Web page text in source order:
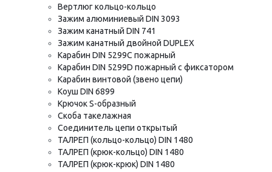
Вертлюг кольцо-кольцо
Зажим алюминиевый DIN 3093
Зажим канатный DIN 741
Зажим канатный двойной DUPLEX
Карабин DIN 5299C пожарный
Карабин DIN 5299D пожарный с фиксатором
Карабин винтовой (звено цепи)
Коуш DIN 6899
Крючок S-образный
Скоба такелажная
Соединитель цепи открытый
ТАЛРЕП (кольцо-кольцо) DIN 1480
ТАЛРЕП (крюк-кольцо) DIN 1480
ТАЛРЕП (крюк-крюк) DIN 1480